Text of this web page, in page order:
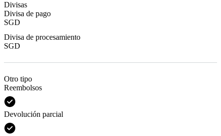
Divisas
Divisa de pago
SGD
Divisa de procesamiento
SGD
Otro tipo
Reembolsos
Devolución parcial